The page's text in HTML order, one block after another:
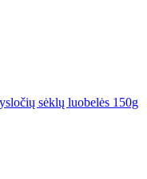
sėklų luobelės 150g